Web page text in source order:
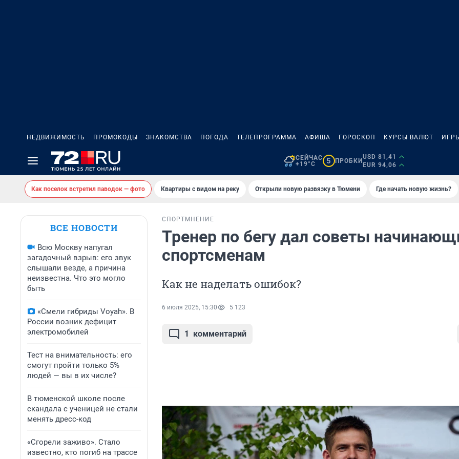
НЕДВИЖИМОСТЬ ПРОМОКОДЫ ЗНАКОМСТВА ПОГОДА ТЕЛЕПРОГРАММА АФИША ГОРОСКОП КУРСЫ ВАЛЮТ
СЕЙЧАС
+19°C
5 ПРОБКИ
USD 81,41
EUR 94,06
Как поселок встретил паводок — фото Квартиры с видом на реку Открыли новую развязку в Тюмени Где начать новую жизнь?
ВСЕ НОВОСТИ
Всю Москву напугал
загадочный взрыв: его звук
слышали везде, а причина
неизвестна. Что это могло
быть
«Смели гибриды Voyah». В
России возник дефицит
электромобилей
Тест на внимательность: его
смогут пройти только 5%
людей — вы в их числе?
В тюменской школе после
скандала с ученицей не стали
менять дресс-код
«Сгорели заживо». Стало
известно, кто погиб на трассе
СПОРТ МНЕНИЕ
Тренер по бегу дал советы
спортсменам
Как не наделать ошибок?
6 июля 2025, 15:30 5 123
1 комментарий